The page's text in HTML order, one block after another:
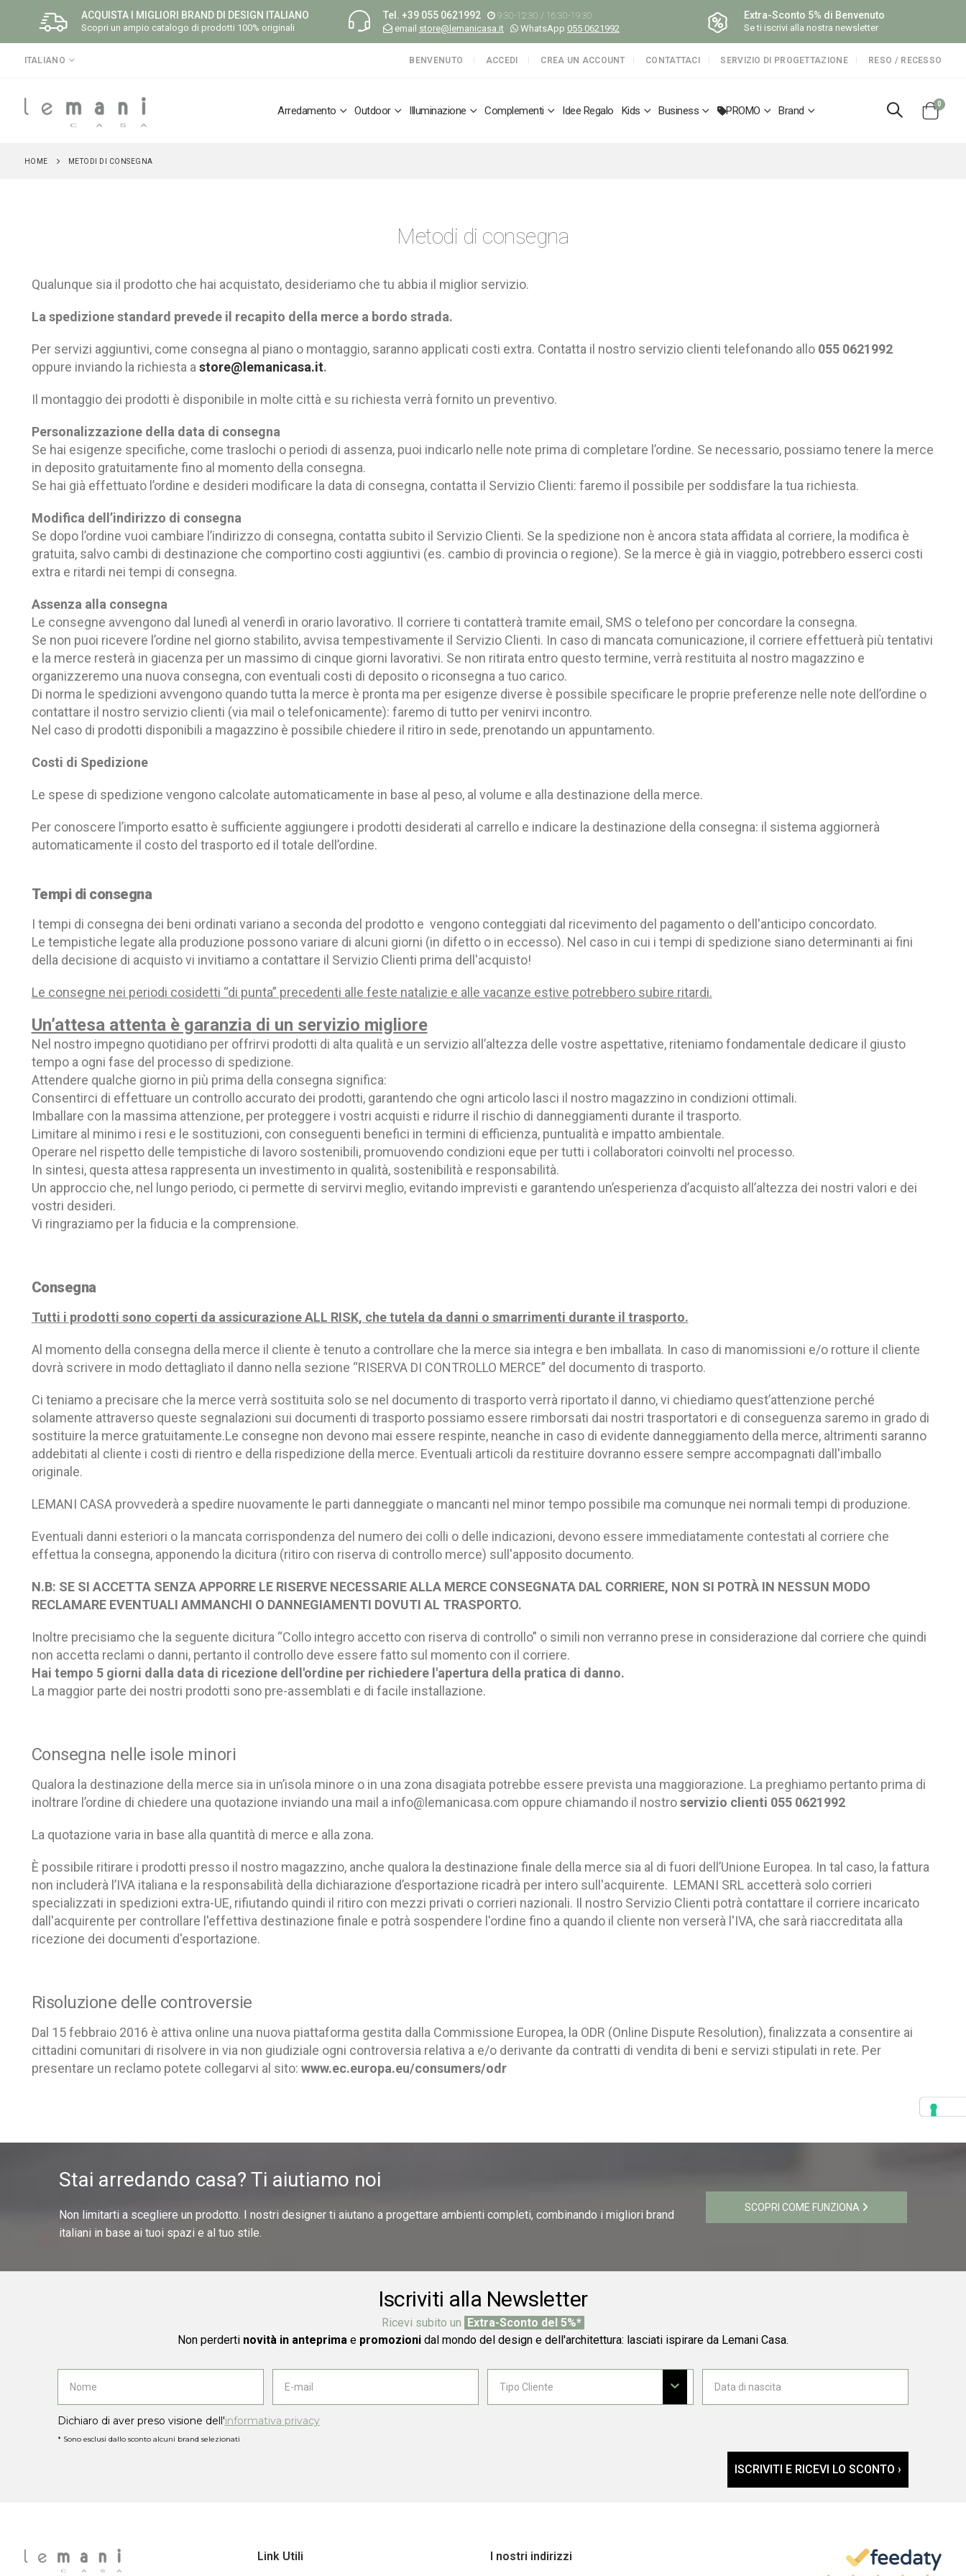
ACQUISTA I MIGLIORI BRAND DI DESIGN ITALIANO
Scopri un ampio catalogo di prodotti 100% originali
Tel. +39 055 0621992
9:30-12:30 / 16:30-19:30
email store@lemanicasa.it WhatsApp 055 0621992
Extra-Sconto 5% di Benvenuto
Se ti iscrivi alla nostra newsletter
LINGUA
ITALIANO BENVENUTO ACCEDI CREA UN ACCOUNT CONTATTACI SERVIZIO DI PROGETTAZIONE RESO / RECESSO
Arredamento Outdoor Illuminazione Complementi Idee Regalo Kids Business PROMO Brand
Cart
0
HOME METODI DI CONSEGNA
Metodi di consegna
Qualunque sia il prodotto che hai acquistato, desideriamo che tu abbia il miglior servizio.
La spedizione standard prevede il recapito della merce a bordo strada.
Per servizi aggiuntivi, come consegna al piano o montaggio, saranno applicati costi extra. Contatta il nostro servizio clienti telefonando allo 055 0621992
oppure inviando la richiesta a store@lemanicasa.it.
Il montaggio dei prodotti è disponibile in molte città e su richiesta verrà fornito un preventivo.
Personalizzazione della data di consegna
Se hai esigenze specifiche, come traslochi o periodi di assenza, puoi indicarlo nelle note prima di completare l’ordine. Se necessario, possiamo tenere la merce
in deposito gratuitamente fino al momento della consegna.
Se hai già effettuato l’ordine e desideri modificare la data di consegna, contatta il Servizio Clienti: faremo il possibile per soddisfare la tua richiesta.
Modifica dell’indirizzo di consegna
Se dopo l’ordine vuoi cambiare l’indirizzo di consegna, contatta subito il Servizio Clienti. Se la spedizione non è ancora stata affidata al corriere, la modifica è
gratuita, salvo cambi di destinazione che comportino costi aggiuntivi (es. cambio di provincia o regione). Se la merce è già in viaggio, potrebbero esserci costi
extra e ritardi nei tempi di consegna.
Assenza alla consegna
Le consegne avvengono dal lunedì al venerdì in orario lavorativo. Il corriere ti contatterà tramite email, SMS o telefono per concordare la consegna.
Se non puoi ricevere l’ordine nel giorno stabilito, avvisa tempestivamente il Servizio Clienti. In caso di mancata comunicazione, il corriere effettuerà più tentativi
e la merce resterà in giacenza per un massimo di cinque giorni lavorativi. Se non ritirata entro questo termine, verrà restituita al nostro magazzino e
organizzeremo una nuova consegna, con eventuali costi di deposito o riconsegna a tuo carico.
Di norma le spedizioni avvengono quando tutta la merce è pronta ma per esigenze diverse è possibile specificare le proprie preferenze nelle note dell’ordine o
contattare il nostro servizio clienti (via mail o telefonicamente): faremo di tutto per venirvi incontro.
Nel caso di prodotti disponibili a magazzino è possibile chiedere il ritiro in sede, prenotando un appuntamento.
Costi di Spedizione
Le spese di spedizione vengono calcolate automaticamente in base al peso, al volume e alla destinazione della merce.
Per conoscere l’importo esatto è sufficiente aggiungere i prodotti desiderati al carrello e indicare la destinazione della consegna: il sistema aggiornerà
automaticamente il costo del trasporto ed il totale dell’ordine.
Tempi di consegna
I tempi di consegna dei beni ordinati variano a seconda del prodotto e vengono conteggiati dal ricevimento del pagamento o dell'anticipo concordato.
Le tempistiche legate alla produzione possono variare di alcuni giorni (in difetto o in eccesso). Nel caso in cui i tempi di spedizione siano determinanti ai fini
della decisione di acquisto vi invitiamo a contattare il Servizio Clienti prima dell'acquisto!
Le consegne nei periodi cosidetti “di punta” precedenti alle feste natalizie e alle vacanze estive potrebbero subire ritardi.
Un’attesa attenta è garanzia di un servizio migliore
Nel nostro impegno quotidiano per offrirvi prodotti di alta qualità e un servizio all’altezza delle vostre aspettative, riteniamo fondamentale dedicare il giusto
tempo a ogni fase del processo di spedizione.
Attendere qualche giorno in più prima della consegna significa:
Consentirci di effettuare un controllo accurato dei prodotti, garantendo che ogni articolo lasci il nostro magazzino in condizioni ottimali.
Imballare con la massima attenzione, per proteggere i vostri acquisti e ridurre il rischio di danneggiamenti durante il trasporto.
Limitare al minimo i resi e le sostituzioni, con conseguenti benefici in termini di efficienza, puntualità e impatto ambientale.
Operare nel rispetto delle tempistiche di lavoro sostenibili, promuovendo condizioni eque per tutti i collaboratori coinvolti nel processo.
In sintesi, questa attesa rappresenta un investimento in qualità, sostenibilità e responsabilità.
Un approccio che, nel lungo periodo, ci permette di servirvi meglio, evitando imprevisti e garantendo un’esperienza d’acquisto all’altezza dei nostri valori e dei
vostri desideri.
Vi ringraziamo per la fiducia e la comprensione.
Consegna
Tutti i prodotti sono coperti da assicurazione ALL RISK, che tutela da danni o smarrimenti durante il trasporto.
Al momento della consegna della merce il cliente è tenuto a controllare che la merce sia integra e ben imballata. In caso di manomissioni e/o rotture il cliente
dovrà scrivere in modo dettagliato il danno nella sezione “RISERVA DI CONTROLLO MERCE” del documento di trasporto.
Ci teniamo a precisare che la merce verrà sostituita solo se nel documento di trasporto verrà riportato il danno, vi chiediamo quest’attenzione perché
solamente attraverso queste segnalazioni sui documenti di trasporto possiamo essere rimborsati dai nostri trasportatori e di conseguenza saremo in grado di
sostituire la merce gratuitamente.Le consegne non devono mai essere respinte, neanche in caso di evidente danneggiamento della merce, altrimenti saranno
addebitati al cliente i costi di rientro e della rispedizione della merce. Eventuali articoli da restituire dovranno essere sempre accompagnati dall'imballo
originale.
LEMANI CASA provvederà a spedire nuovamente le parti danneggiate o mancanti nel minor tempo possibile ma comunque nei normali tempi di produzione.
Eventuali danni esteriori o la mancata corrispondenza del numero dei colli o delle indicazioni, devono essere immediatamente contestati al corriere che
effettua la consegna, apponendo la dicitura (ritiro con riserva di controllo merce) sull'apposito documento.
N.B: SE SI ACCETTA SENZA APPORRE LE RISERVE NECESSARIE ALLA MERCE CONSEGNATA DAL CORRIERE, NON SI POTRÀ IN NESSUN MODO
RECLAMARE EVENTUALI AMMANCHI O DANNEGIAMENTI DOVUTI AL TRASPORTO.
Inoltre precisiamo che la seguente dicitura “Collo integro accetto con riserva di controllo” o simili non verranno prese in considerazione dal corriere che quindi
non accetta reclami o danni, pertanto il controllo deve essere fatto sul momento con il corriere.
Hai tempo 5 giorni dalla data di ricezione dell'ordine per richiedere l'apertura della pratica di danno.
La maggior parte dei nostri prodotti sono pre-assemblati e di facile installazione.
Consegna nelle isole minori
Qualora la destinazione della merce sia in un’isola minore o in una zona disagiata potrebbe essere prevista una maggiorazione. La preghiamo pertanto prima di
inoltrare l’ordine di chiedere una quotazione inviando una mail a info@lemanicasa.com oppure chiamando il nostroservizio clienti 055 0621992
La quotazione varia in base alla quantità di merce e alla zona.
È possibile ritirare i prodotti presso il nostro magazzino, anche qualora la destinazione finale della merce sia al di fuori dell’Unione Europea. In tal caso, la fattura
non includerà l’IVA italiana e la responsabilità della dichiarazione d’esportazione ricadrà per intero sull'acquirente. LEMANI SRL accetterà solo corrieri
specializzati in spedizioni extra-UE, rifiutando quindi il ritiro con mezzi privati o corrieri nazionali. Il nostro Servizio Clienti potrà contattare il corriere incaricato
dall'acquirente per controllare l'effettiva destinazione finale e potrà sospendere l'ordine fino a quando il cliente non verserà l'IVA, che sarà riaccreditata alla
ricezione dei documenti d'esportazione.
Risoluzione delle controversie
Dal 15 febbraio 2016 è attiva online una nuova piattaforma gestita dalla Commissione Europea, la ODR (Online Dispute Resolution), finalizzata a consentire ai
cittadini comunitari di risolvere in via non giudiziale ogni controversia relativa a e/o derivante da contratti di vendita di beni e servizi stipulati in rete. Per
presentare un reclamo potete collegarvi al sito: www.ec.europa.eu/consumers/odr
Stai arredando casa? Ti aiutiamo noi
Non limitarti a scegliere un prodotto. I nostri designer ti aiutano a progettare ambienti completi, combinando i migliori brand
italiani in base ai tuoi spazi e al tuo stile.
SCOPRI COME FUNZIONA
Iscriviti alla Newsletter
Ricevi subito un Extra-Sconto del 5%*
Non perderti novità in anteprima e promozionidal mondo del design e dell'architettura: lasciati ispirare da Lemani Casa.
Dichiaro di aver preso visione dell'informativa privacy
* Sono esclusi dallo sconto alcuni brand selezionati
ISCRIVITI E RICEVI LO SCONTO ›
Link Utili I nostri indirizzi